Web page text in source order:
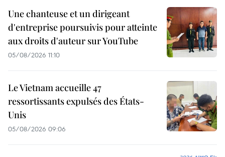
Une chanteuse et un dirigeant
d'entreprise poursuivis pour atteinte
aux droits d'auteur sur YouTube
05/08/2026 11:10
Le Vietnam accueille 47
ressortissants expulsés des États-
Unis
05/08/2026 09:06